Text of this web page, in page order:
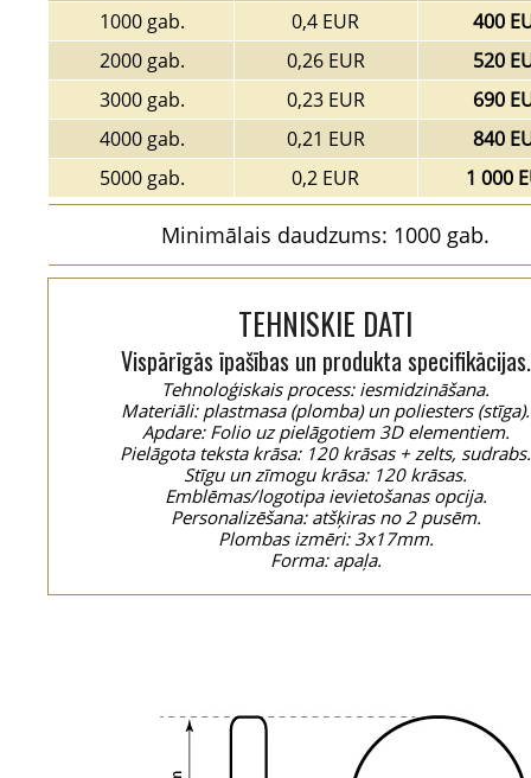
1000 gab. 0,4 EUR
400
2000 gab.
0,26 EUR
520
3000 gab.
0,23 EUR
690
4000 gab.
0,21 EUR
840
5000 gab.
0,2 EUR 1 000
Minimālais daudzums: 1000 gab.
TEHNISKIE DATI
Vispārīgās īpašības un produkta specifikācijas.
Tehnoloģiskais process: iesmidzināšana.
Materiāli: plastmasa (plomba) un poliesters (stīga).
Apdare: Folio uz pielāgotiem 3D elementiem.
Pielāgota teksta krāsa: 120 krāsas + zelts, sudrabs.
Stīgu un zīmogu krāsa: 120 krāsas.
Emblēmas/logotipa ievietošanas opcija.
Personalizēšana: atšķiras no 2 pusēm.
Plombas izmēri: 3x17mm.
Forma: apaļa.